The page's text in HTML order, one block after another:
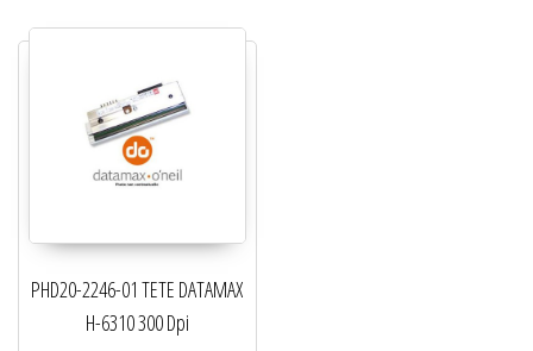
PHD20-2246-01 TETE DATAMAX
H-6310 300 Dpi